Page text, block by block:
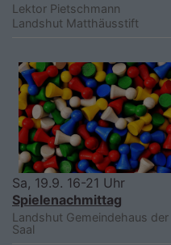
Lektor Pietschmann
Landshut Matthäusstift
Sa, 19.9. 16-21 Uhr
Spielenachmittag
Landshut Gemeindehaus
Saal